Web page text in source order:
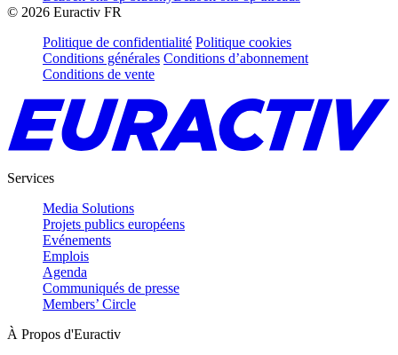
© 2026 Euractiv FR
Politique de confidentialité Politique cookies
Conditions générales Conditions d’abonnement
Conditions de vente
Services
Media Solutions
Projets publics européens
Evénements
Emplois
Agenda
Communiqués de presse
Members’ Circle
À Propos d'Euractiv